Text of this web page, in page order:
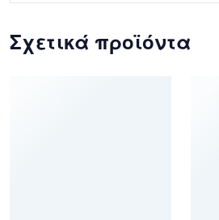
Σχετικά προϊόντα